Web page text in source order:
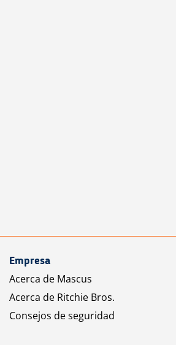
Empresa
Acerca de Mascus
Acerca de Ritchie Bros.
Consejos de seguridad